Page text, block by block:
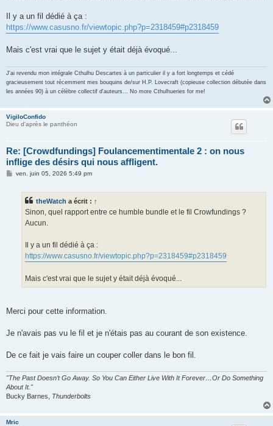
g
e
Il y a un fil dédié à ça :
https://www.casusno.fr/viewtopic.php?p=2318459#p2318459
Mais c'est vrai que le sujet y était déjà évoqué...
J'ai revendu mon intégrale Cthulhu Descartes à un particulier il y a fort longtemps et cédé
gracieusement tout récemment mes bouquins de/sur H.P. Lovecraft (copieuse collection débutée dans
les années 90) à un célèbre collectif d'auteurs... No more Cthulhueries for me!
VigiloConfido
Dieu d'après le panthéon
Re: [Crowdfundings] Foulancementimentale 2 : on nous
inflige des désirs qui nous affligent.
Mven. juin 05, 2026 5:49 pm
theWatch a écrit : ↑
Sinon, quel rapport entre ce humble bundle et le fil Crowfundings ?
Aucun.
Il y a un fil dédié à ça :
https://www.casusno.fr/viewtopic.php?p=2318459#p2318459
Mais c'est vrai que le sujet y était déjà évoqué...
Merci pour cette information.
Je n'avais pas vu le fil et je n'étais pas au courant de son existence.
De ce fait je vais faire un couper coller dans le bon fil.
"The Past Doesn’t Go Away. So You Can Either Live With It Forever…Or Do Something
About It."
Bucky Barnes, Thunderbolts
Mric